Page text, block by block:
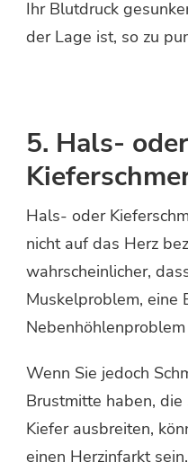
Ihr Blutdruck
der Lage ist, so zu
5. Hals- oder
Hals- oder
nicht auf das Herz
wahrscheinlicher,
Muskelproblem, eine
Wenn Sie jedoch
Brustmitte haben,
Kiefer ausbreiten,
einen Herzinfarkt sein.